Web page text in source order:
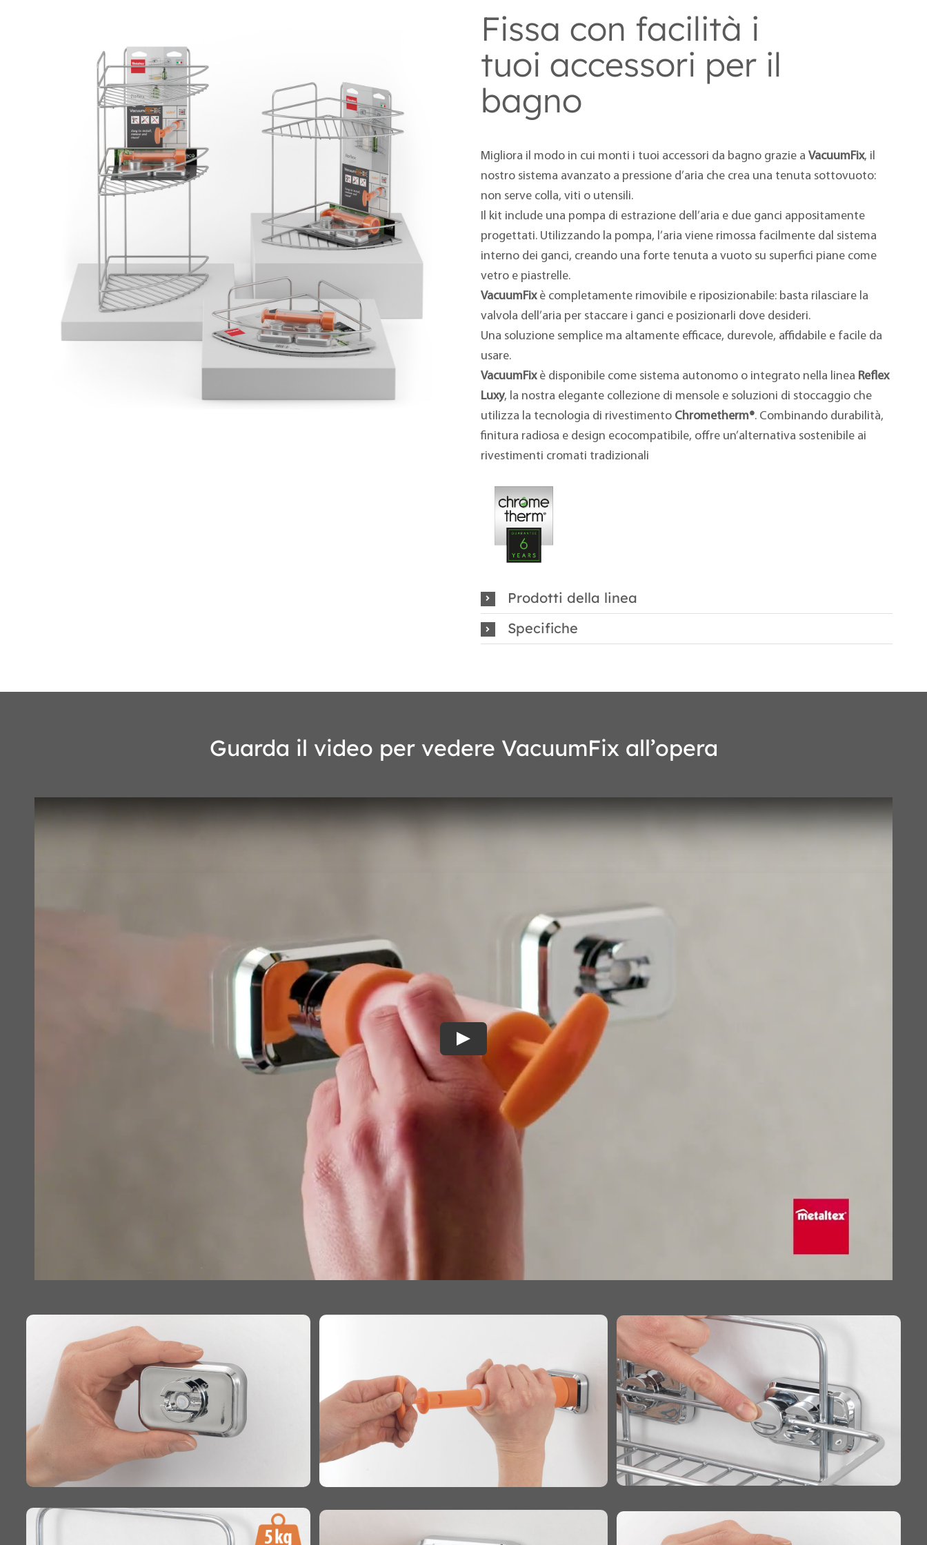
Fissa con facilità i
tuoi accessori per il
bagno
Migliora il modo in cui monti i tuoi accessori da bagno grazie a VacuumFix, il
nostro sistema avanzato a pressione d’aria che crea una tenuta sottovuoto:
non serve colla, viti o utensili.
Il kit include una pompa di estrazione dell’aria e due ganci appositamente
progettati. Utilizzando la pompa, l’aria viene rimossa facilmente dal sistema
interno dei ganci, creando una forte tenuta a vuoto su superfici piane come
vetro e piastrelle.
VacuumFixè completamente rimovibile e riposizionabile: basta rilasciare la
valvola dell’aria per staccare i ganci e posizionarli dove desideri.
Una soluzione semplice ma altamente efficace, durevole, affidabile e facile da
usare.
VacuumFixè disponibile come sistema autonomo o integrato nella linea Reflex
Luxy, la nostra elegante collezione di mensole e soluzioni di stoccaggio che
utilizza la tecnologia di rivestimento Chrometherm®. Combinando durabilità,
finitura radiosa e design ecocompatibile, offre un’alternativa sostenibile ai
rivestimenti cromati tradizionali
Prodotti della linea
Specifiche
Guarda il video per vedere VacuumFix all’opera